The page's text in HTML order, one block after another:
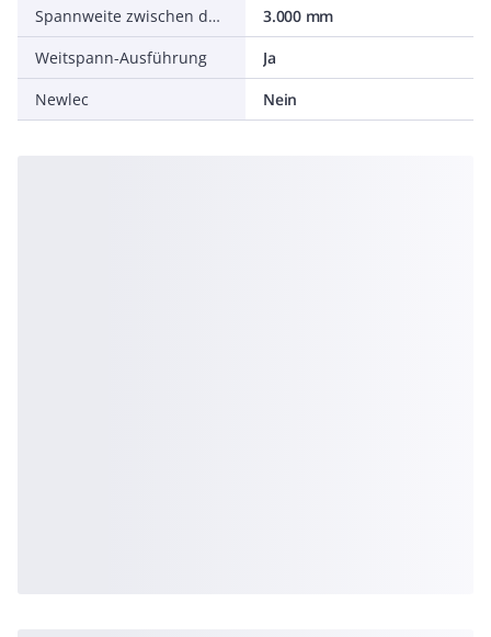
Spannweite zwischen den Trägern nach IEC 61537
3.000 mm
Weitspann-Ausführung
Ja
Newlec
Nein